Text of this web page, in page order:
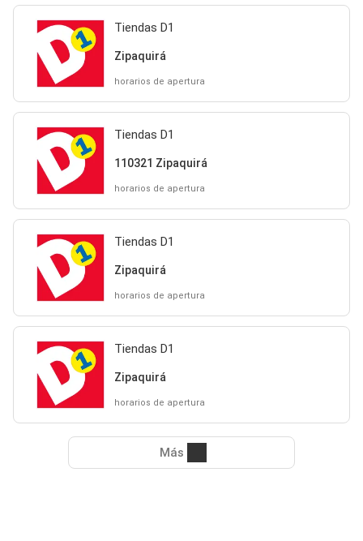
Tiendas D1
Zipaquirá
horarios de apertura
Tiendas D1
110321 Zipaquirá
horarios de apertura
Tiendas D1
Zipaquirá
horarios de apertura
Tiendas D1
Zipaquirá
horarios de apertura
Más